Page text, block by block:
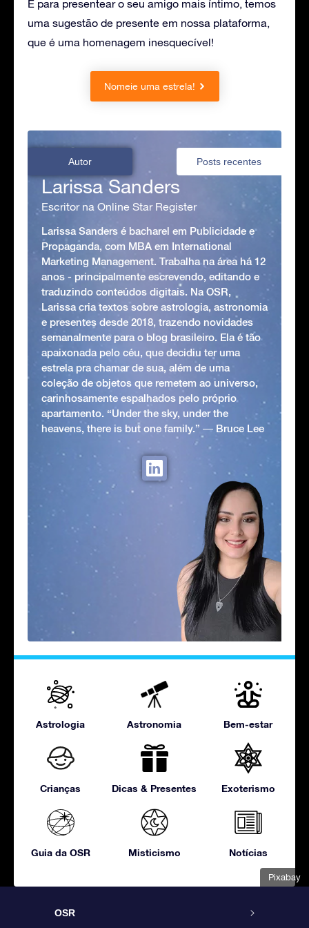
Pixabay
E para presentear o seu amigo mais íntimo, temos
uma sugestão de presente em nossa plataforma,
que é uma homenagem inesquecível!
Nomeie uma estrela!
Autor Posts recentes
Larissa Sanders
Escritor na Online Star Register
Larissa Sanders é bacharel em Publicidade e
Propaganda, com MBA em International
Marketing Management. Trabalha na área há 12
anos - principalmente escrevendo, editando e
traduzindo conteúdos digitais. Na OSR,
Larissa cria textos sobre astrologia, astronomia
e presentes desde 2018, trazendo novidades
semanalmente para o blog brasileiro. Ela é tão
apaixonada pelo céu, que decidiu ter uma
estrela pra chamar de sua, além de uma
coleção de objetos que remetem ao universo,
carinhosamente espalhados pelo próprio
apartamento. “Under the sky, under the
heavens, there is but one family.” ― Bruce Lee
Astrologia Astronomia Bem-estar
Crianças Dicas & Presentes Exoterismo
Guia da OSR Misticismo Notícias
OSR